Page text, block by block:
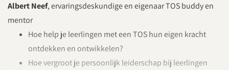
Albert Neef, ervaringsdeskundige en eigenaar TOS buddy en
mentor
Hoe help je leerlingen met een TOS hun eigen kracht
ontdekken en ontwikkelen?
Hoe vergroot je persoonlijk leiderschap bij leerlingen